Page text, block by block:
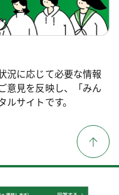
況に応じて必要な情報
意見を反映し、「みん
サイトです。